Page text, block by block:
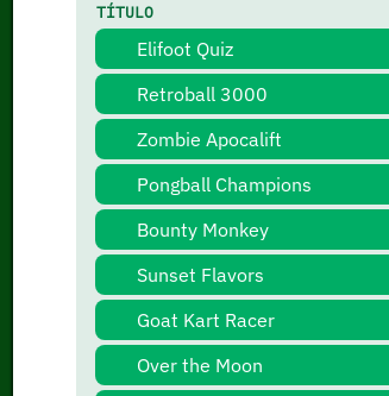
TÍTULO
Elifoot Quiz
Retroball 3000
Zombie Apocalift
Pongball Champions
Bounty Monkey
Sunset Flavors
Goat Kart Racer
Over the Moon